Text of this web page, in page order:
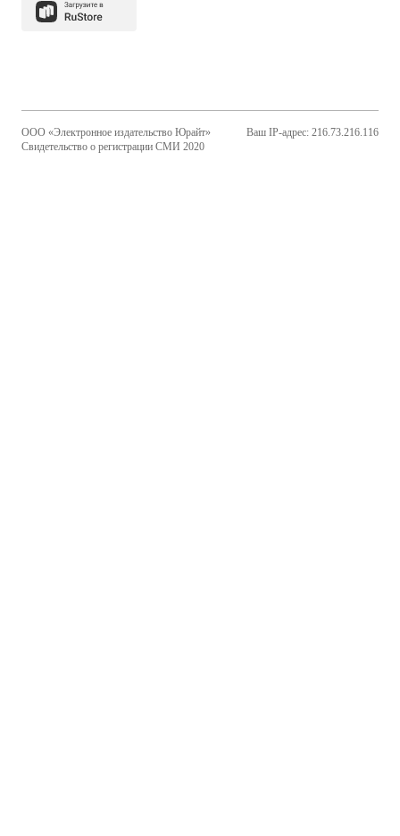
ООО «Электронное издательство Юрайт»
Свидетельство о регистрации СМИ 2020
Ваш IP-адрес: 216.73.216.116